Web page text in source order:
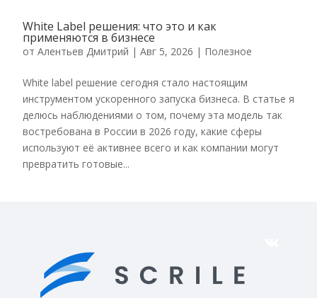
White Label решения: что это и как
применяются в бизнесе
от Алентьев Дмитрий | Авг 5, 2026 | Полезное
White label решение сегодня стало настоящим
инструментом ускоренного запуска бизнеса. В статье я
делюсь наблюдениями о том, почему эта модель так
востребована в России в 2026 году, какие сферы
используют её активнее всего и как компании могут
превратить готовые...